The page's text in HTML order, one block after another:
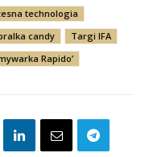
technologia
candy
Targi IFA
Rapido’